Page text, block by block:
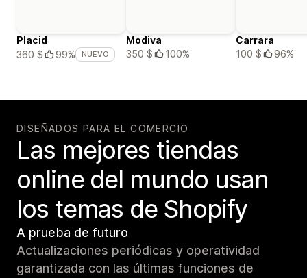
Placid
360 $
99% NUEVO
Modiva
350 $
100%
Carrara
100 $
96%
DISEÑADOS PARA EL COMERCIO
Las mejores tiendas
online del mundo usan
los temas de Shopify
A prueba de futuro
Actualizaciones periódicas y operatividad
garantizada con las últimas funciones de